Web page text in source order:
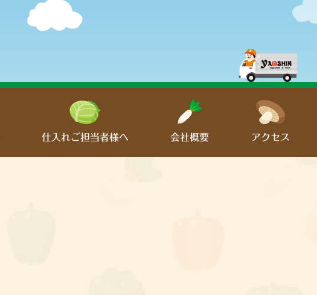
仕入れご担当者様へ 会社概要 アクセス